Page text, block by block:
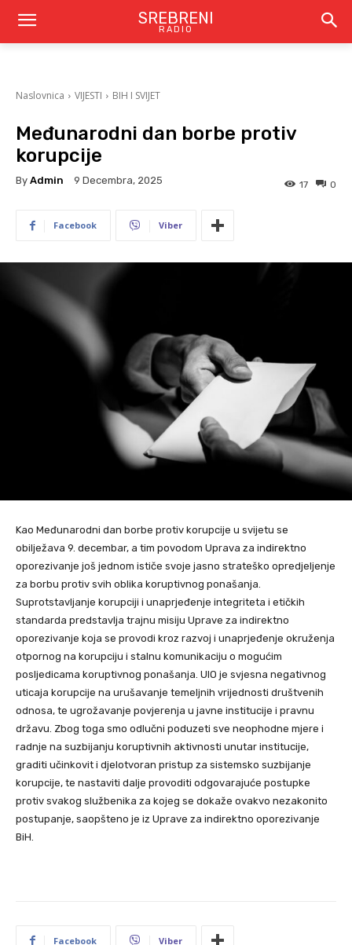
SREBRENI
RADIO
Naslovnica VIJESTI BIH I SVIJET
Međunarodni dan borbe protiv
korupcije
By Admin 9 Decembra, 2025 0
17
Facebook Viber
Kao Međunarodni dan borbe protiv korupcije u svijetu se
obilježava 9. decembar, a tim povodom Uprava za indirektno
oporezivanje još jednom ističe svoje jasno strateško opredjeljenje
za borbu protiv svih oblika koruptivnog ponašanja.
Suprotstavljanje korupciji i unaprjeđenje integriteta i etičkih
standarda predstavlja trajnu misiju Uprave za indirektno
oporezivanje koja se provodi kroz razvoj i unaprjeđenje okruženja
otpornog na korupciju i stalnu komunikaciju o mogućim
posljedicama koruptivnog ponašanja. UIO je svjesna negativnog
uticaja korupcije na urušavanje temeljnih vrijednosti društvenih
odnosa, te ugrožavanje povjerenja u javne institucije i pravnu
državu. Zbog toga smo odlučni poduzeti sve neophodne mjere i
radnje na suzbijanju koruptivnih aktivnosti unutar institucije,
graditi učinkovit i djelotvoran pristup za sistemsko suzbijanje
korupcije, te nastaviti dalje provoditi odgovarajuće postupke
protiv svakog službenika za kojeg se dokaže ovakvo nezakonito
postupanje, saopšteno je iz Uprave za indirektno oporezivanje
BiH.
Facebook Viber